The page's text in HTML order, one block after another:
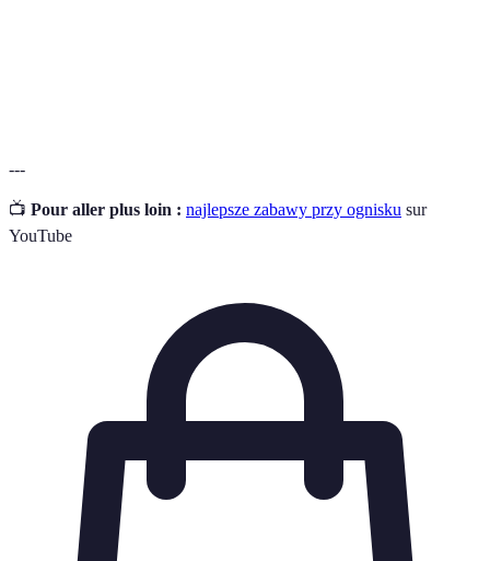
---
📺 Pour aller plus loin : najlepsze zabawy przy ognisku sur
YouTube